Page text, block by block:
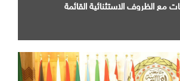
الظروف الاستثنائية القائمة